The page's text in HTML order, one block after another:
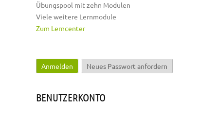
Übungspool mit zehn Modulen
Viele weitere Lernmodule
Zum Lerncenter
Haupt-Reiter
Anmelden (aktiver Reiter)
Neues Passwort anfordern
BENUTZERKONTO